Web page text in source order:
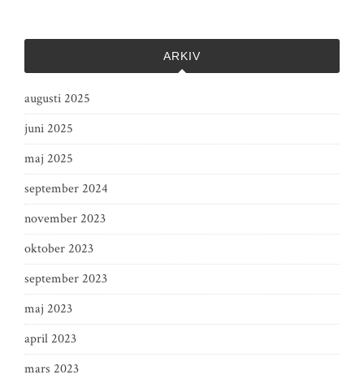
ARKIV
augusti 2025
juni 2025
maj 2025
september 2024
november 2023
oktober 2023
september 2023
maj 2023
april 2023
mars 2023